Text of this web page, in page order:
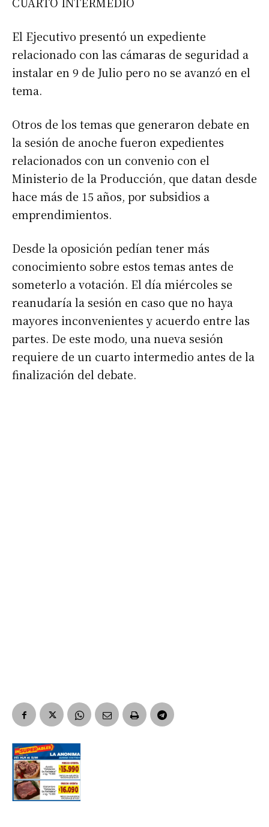
Nombre
Apellidos
El Ejecutivo presentó un expediente
relacionado con las cámaras de seguridad a
instalar en 9 de Julio pero no se avanzó en el
tema.
Otros de los temas que generaron debate en
la sesión de anoche fueron expedientes
relacionados con un convenio con el
Ministerio de la Producción, que datan desde
hace más de 15 años, por subsidios a
emprendimientos.
Desde la oposición pedían tener más
conocimiento sobre estos temas antes de
someterlo a votación. El día miércoles se
reanudaría la sesión en caso que no haya
mayores inconvenientes y acuerdo entre las
partes. De este modo, una nueva sesión
requiere de un cuarto intermedio antes de la
finalización del debate.